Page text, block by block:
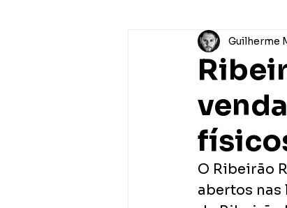
Guilherme
O Ribeirão
abertos nas